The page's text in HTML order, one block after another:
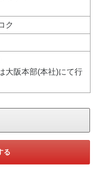
ク
大阪本部(本社)にて行
る